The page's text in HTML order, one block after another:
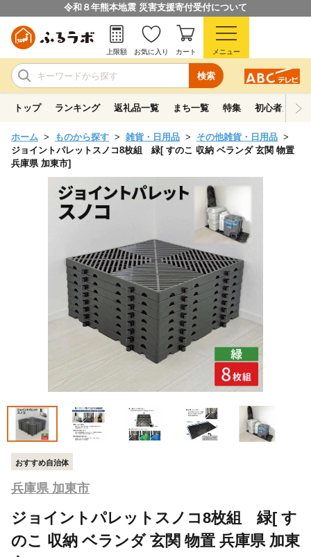
令和８年熊本地震 災害支援寄付受付について
検索
上限額 お気に入り カート メニュー
トップ ランキング 返礼品一覧 まち一覧 特集 初心者ガイド
ホーム ものから探す 雑貨・日用品
その他雑貨・日用品
ジョイントパレットスノコ8枚組 緑[ すのこ 収納 ベランダ 玄関 物置
兵庫県 加東市]
おすすめ自治体
兵庫県 加東市
ジョイントパレットスノコ8枚組 緑[ す
のこ 収納 ベランダ 玄関 物置 兵庫県 加東